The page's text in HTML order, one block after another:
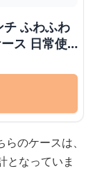
ふわふわ
ス 日常使
のケースは、
となっていま